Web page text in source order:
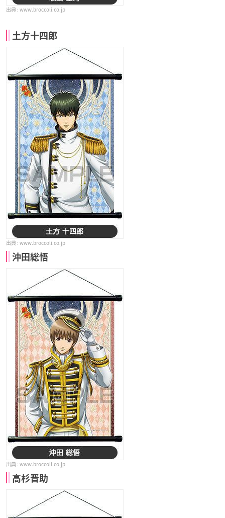
www.broccoli.co.jp
土方十四郎
www.broccoli.co.jp
沖田総悟
www.broccoli.co.jp
高杉晋助